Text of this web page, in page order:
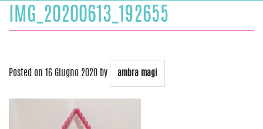
CAPPELLI INVERNALI DONNA
IMG_20200613_192655
Posted on 16 Giugno 2020 by ambra magi